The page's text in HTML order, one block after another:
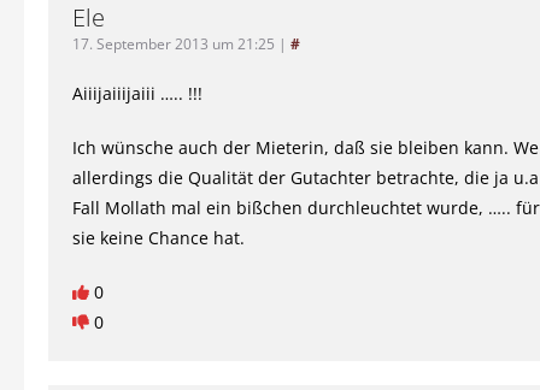
Ele
17. September 2013 um 21:25 | #
Aiiijaiiijaiii ….. !!!
Ich wünsche auch der Mieterin, daß sie bleiben kann.
allerdings die Qualität der Gutachter betrachte, die ja
Fall Mollath mal ein bißchen durchleuchtet wurde, …..
sie keine Chance hat.
0
0